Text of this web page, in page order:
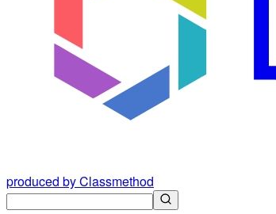
produced by Classmethod